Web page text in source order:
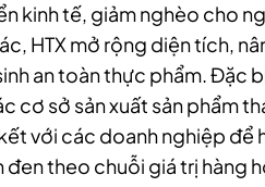
kinh tế, giảm nghèo cho
HTX mở rộng diện tích,
an toàn thực phẩm. Đặc
cơ sở sản xuất sản phẩm
với các doanh nghiệp để
đen theo chuỗi giá trị hàng